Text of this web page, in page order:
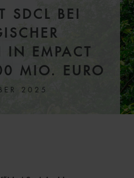
SDCL BEI
IN EMPACT
MIO. EURO
2025